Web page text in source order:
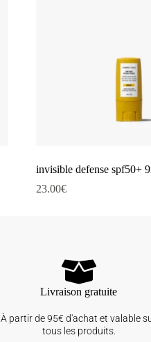
invisible defense spf50+
23.00€
Livraison gratuite
À partir de 95€ d'achat et valable
tous les produits.